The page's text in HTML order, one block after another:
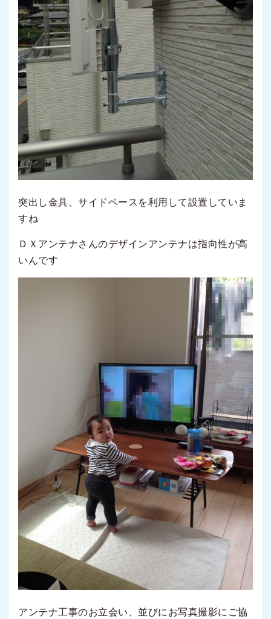
突出し金具、サイドベースを利用して設置していま
すね
ＤＸアンテナさんのデザインアンテナは指向性が高
いんです
アンテナ工事のお立会い、並びにお写真撮影にご協